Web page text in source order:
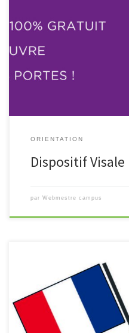
Le Dispositif Visale (Visa pour le
d’un dispositif venant
(Clé) du Crous. Les conditions
constitue une preuve de
ORIENTATION
Dispositif Visale
par Webmestre campus
Un court reportage sur le séjour
de novembre 2019.